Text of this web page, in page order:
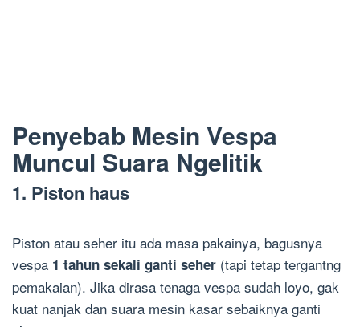
Penyebab Mesin Vespa
Muncul Suara Ngelitik
1. Piston haus
Piston atau seher itu ada masa pakainya, bagusnya
vespa 1 tahun sekali ganti seher (tapi tetap tergantng
pemakaian). Jika dirasa tenaga vespa sudah loyo, gak
kuat nanjak dan suara mesin kasar sebaiknya ganti